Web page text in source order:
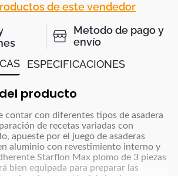
de este vendedor
Metodo de pago y
envío
ESPECIFICACIONES
producto
contar con diferentes tipos de asadera
de recetas variadas con
apueste por el juego de asaderas
aluminio con revestimiento interno y
Starflon Max plomo de 3 piezas
bien equipada para preparar las